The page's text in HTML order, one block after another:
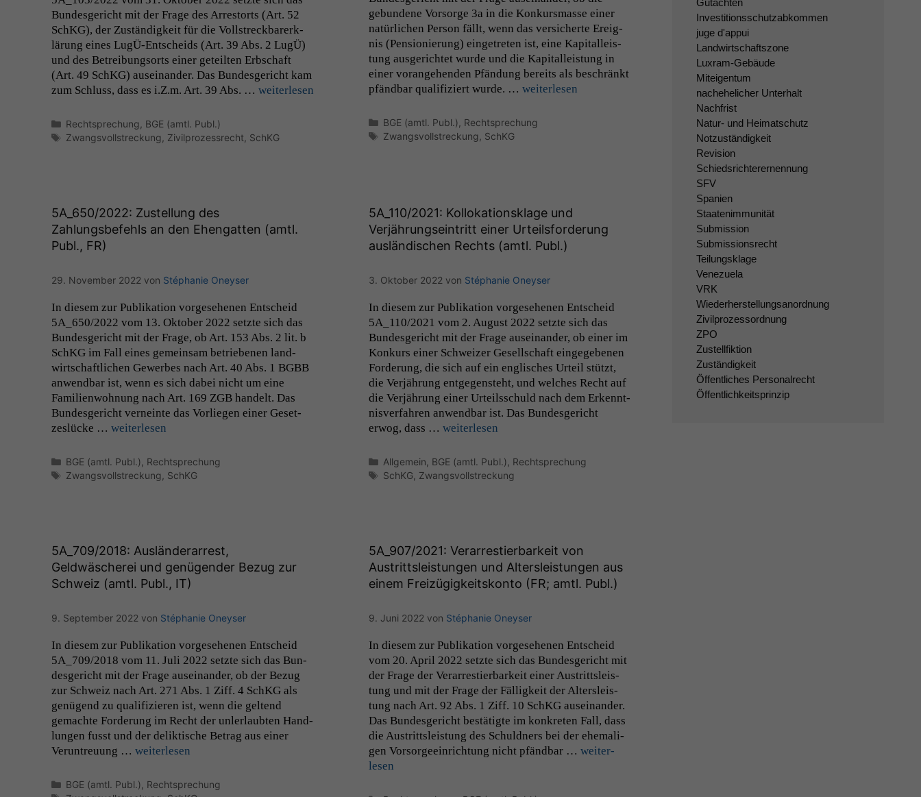
Bun­des­gericht mit der Frage des Arrestorts (Art. 52
SchKG), der Zuständigkeit für die Voll­streck­bar­erk­
lärung eines LugÜ-Entschei­ds (Art. 39 Abs. 2 LugÜ)
und des Betrei­bung­sorts ein­er geteil­ten Erb­schaft
(Art. 49 SchKG) auseinan­der. Das Bun­des­gericht kam
zum Schluss, dass es i.Z.m. Art. 39 Abs. … weit­er­lesen
Kategorien
Rechtsprechung BGE (amtl. Publ.)
Schlagwörter
Zwangsvollstreckung Zivilprozessrecht SchKG
gebun­dene Vor­sorge 3a in die Konkurs­masse ein­er
natür­lichen Per­son fällt, wenn das ver­sicherte Ereig­
nis (Pen­sion­ierung) einge­treten ist, eine Kap­i­talleis­
tung aus­gerichtet wurde und die Kap­i­talleis­tung in
ein­er vor­ange­hen­den Pfän­dung bere­its als beschränkt
pfänd­bar qual­i­fiziert wurde. … weit­er­lesen
Kategorien
BGE (amtl. Publ.) Rechtsprechung
Schlagwörter
Zwangsvollstreckung SchKG
5A_650/2022: Zustellung des
Zahlungsbefehls an den Ehengatten (amtl.
Publ., FR)
29. November 2022 von Stéphanie Oneyser
In diesem zur Pub­lika­tion vorge­se­henen Entscheid
5A_650/2022 vom 13. Okto­ber 2022 set­zte sich das
Bun­des­gericht mit der Frage, ob Art. 153 Abs. 2 lit. b
SchKG im Fall eines gemein­sam betriebe­nen land­
wirtschaftlichen Gewerbes nach Art. 40 Abs. 1 BGBB
anwend­bar ist, wenn es sich dabei nicht um eine
Fam­i­lien­woh­nung nach Art. 169 ZGBhan­delt. Das
Bun­des­gericht verneinte das Vor­liegen ein­er Geset­
zes­lücke … weit­er­lesen
Kategorien
BGE (amtl. Publ.) Rechtsprechung
Schlagwörter
Zwangsvollstreckung SchKG
5A_110/2021: Kollokationsklage und
Verjährungseintritt einer Urteilsforderung
ausländischen Rechts (amtl. Publ.)
3. Oktober 2022 von Stéphanie Oneyser
In diesem zur Pub­lika­tion vorge­se­henen Entscheid
5A_110/2021 vom 2. August 2022 set­zte sich das
Bun­des­gericht mit der Frage auseinan­der, ob ein­er im
Konkurs ein­er Schweiz­er Gesellschaft eingegebe­nen
Forderung, die sich auf ein englis­ches Urteil stützt,
die Ver­jährung ent­ge­gen­ste­ht, und welch­es Recht auf
die Ver­jährung ein­er Urteilss­chuld nach dem Erken­nt­
nisver­fahren anwend­bar ist. Das Bun­des­gericht
erwog, dass … weit­er­lesen
Kategorien
Allgemein BGE (amtl. Publ.) Rechtsprechung
Schlagwörter
SchKG, Zwangsvollstreckung
5A_709/2018: Ausländerarrest,
Geldwäscherei und genügender Bezug zur
Schweiz (amtl. Publ., IT)
9. September 2022 von Stéphanie Oneyser
In diesem zur Pub­lika­tion vorge­se­henen Entscheid
5A_709/2018 vom 11. Juli 2022 set­zte sich das Bun­
des­gericht mit der Frage auseinan­der, ob der Bezug
zur Schweiz nach Art. 271 Abs. 1 Ziff. 4 SchKG als
genü­gend zu qual­i­fizieren ist, wenn die gel­tend
gemachte Forderung im Recht der unler­laubten Hand­
lun­gen fusst und der delik­tis­che Betrag aus ein­er
Verun­treu­ung … weit­er­lesen
Kategorien
BGE (amtl. Publ.) Rechtsprechung
5A_907/2021: Verarrestierbarkeit von
Austrittsleistungen und Altersleistungen aus
einem Freizügigkeitskonto (FR; amtl. Publ.)
9. Juni 2022 von Stéphanie Oneyser
In diesem zur Pub­lika­tion vorge­se­henen Entscheid
vom 20. April 2022 set­zte sich das Bun­des­gericht mit
der Frage der Ver­ar­restier­barkeit ein­er Aus­trittsleis­
tung und mit der Frage der Fäl­ligkeit der Alter­sleis­
tung nach Art. 92 Abs. 1 Ziff. 10 SchKG auseinan­der.
Das Bun­des­gericht bestätigte im konkreten Fall, dass
die Aus­trittsleis­tung des Schuld­ners bei der ehe­ma­li­
gen Vor­sorgeein­rich­tung nicht pfänd­bar … weit­er­
lesen
Gutachten
Investitionsschutzabkommen
juge d'appui
Landwirtschaftszone
Luxram-Gebäude
Miteigentum
nachehelicher Unterhalt
Nachfrist
Natur- und Heimatschutz
Notzuständigkeit
Revision
Schiedsrichterernennung
SFV
Spanien
Staatenimmunität
Submission
Submissionsrecht
Teilungsklage
Venezuela
VRK
Wiederherstellungsanordnung
Zivilprozessordnung
ZPO
Zustellfiktion
Zuständigkeit
Öffentliches Personalrecht
Öffentlichkeitsprinzip